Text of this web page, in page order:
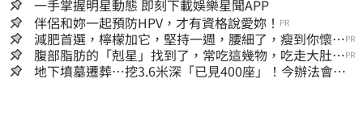
一手掌握明星動態 即刻下載娛樂星聞APP
伴侶和妳一起預防HPV，才有資格說愛妳！ PR
減肥首選，檸檬加它，堅持一週，腰細了，瘦到你懷疑
人生
PR
腹部脂肪的「剋星」找到了，常吃這幾物，吃走大肚
囊，瘦出小蠻腰
PR
地下墳墓遷葬…挖3.6米深「已見400座」！今辦法會安